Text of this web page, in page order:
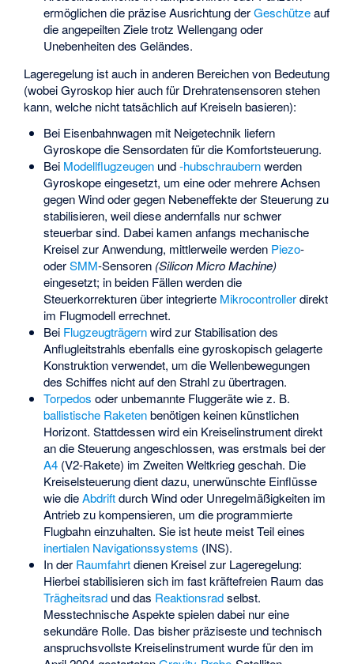
ermöglichen die präzise Ausrichtung derGeschützeauf
die angepeilten Ziele trotz Wellengang oder
Unebenheiten des Geländes.
Lageregelung ist auch in anderen Bereichen von Bedeutung
(wobei Gyroskop hier auch für Drehratensensoren stehen
kann, welche nicht tatsächlich auf Kreiseln basieren):
Bei Eisenbahnwagen mit Neigetechnik liefern
Gyroskope die Sensordaten für die Komfortsteuerung.
Bei Modellflugzeugenund-hubschraubernwerden
Gyroskope eingesetzt, um eine oder mehrere Achsen
gegen Wind oder gegen Nebeneffekte der Steuerung zu
stabilisieren, weil diese andernfalls nur schwer
steuerbar sind. Dabei kamen anfangs mechanische
Kreisel zur Anwendung, mittlerweile werden Piezo-
oderSMM-Sensoren (Silicon Micro Machine)
eingesetzt; in beiden Fällen werden die
Steuerkorrekturen über integrierte Mikrocontrollerdirekt
im Flugmodell errechnet.
Bei Flugzeugträgernwird zur Stabilisation des
Anflugleitstrahls ebenfalls eine gyroskopisch gelagerte
Konstruktion verwendet, um die Wellenbewegungen
des Schiffes nicht auf den Strahl zu übertragen.
Torpedos oder unbemannte Fluggeräte wie z. B.
ballistische Raketenbenötigen keinen künstlichen
Horizont. Stattdessen wird ein Kreiselinstrument direkt
an die Steuerung angeschlossen, was erstmals bei der
A4(V2-Rakete) im Zweiten Weltkrieg geschah. Die
Kreiselsteuerung dient dazu, unerwünschte Einflüsse
wie dieAbdriftdurch Wind oder Unregelmäßigkeiten im
Antrieb zu kompensieren, um die programmierte
Flugbahn einzuhalten. Sie ist heute meist Teil eines
inertialen Navigationssystems (INS).
In der Raumfahrtdienen Kreisel zur Lageregelung:
Hierbei stabilisieren sich im fast kräftefreien Raum das
Trägheitsradund das Reaktionsradselbst.
Messtechnische Aspekte spielen dabei nur eine
sekundäre Rolle. Das bisher präziseste und technisch
anspruchsvollste Kreiselinstrument wurde für den im